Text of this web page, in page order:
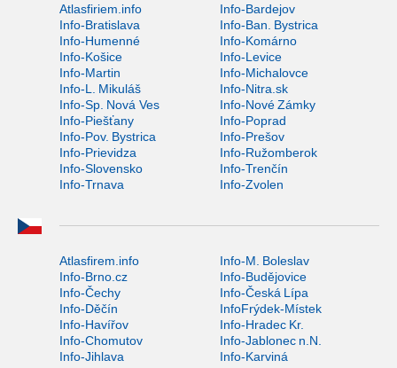
Atlasfiriem.info
Info-Bardejov
Info-Bratislava
Info-Ban. Bystrica
Info-Humenné
Info-Komárno
Info-Košice
Info-Levice
Info-Martin
Info-Michalovce
Info-L. Mikuláš
Info-Nitra.sk
Info-Sp. Nová Ves
Info-Nové Zámky
Info-Piešťany
Info-Poprad
Info-Pov. Bystrica
Info-Prešov
Info-Prievidza
Info-Ružomberok
Info-Slovensko
Info-Trenčín
Info-Trnava
Info-Zvolen
Atlasfirem.info
Info-M. Boleslav
Info-Brno.cz
Info-Budějovice
Info-Čechy
Info-Česká Lípa
Info-Děčín
InfoFrýdek-Místek
Info-Havířov
Info-Hradec Kr.
Info-Chomutov
Info-Jablonec n.N.
Info-Jihlava
Info-Karviná